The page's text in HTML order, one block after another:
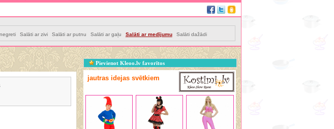
Salāti ar zivi Salāti ar putnu Salāti ar gaļu Salāti ar medījumu Salāti dažādi
Pievienot Kleoo.lv favorītos
jautras idejas svētkiem